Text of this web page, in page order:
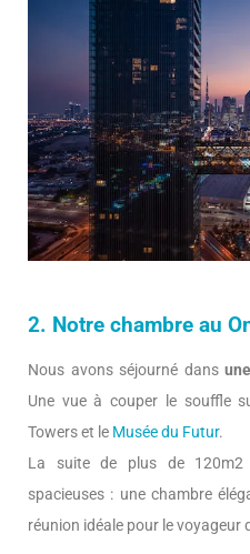
2. Notre chambre au
Nous avons séjourné dans
Une vue à couper le souffle
Towers et le Musée du Futur.
La suite de plus de 120m2
spacieuses : une chambre
réunion idéale pour le voyageur